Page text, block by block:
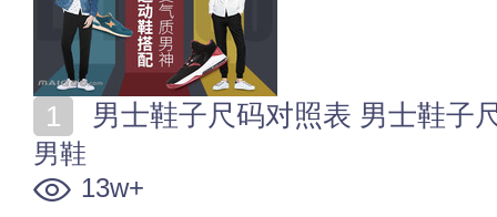
男士鞋子尺码对照表 男士鞋子
男鞋
13w+